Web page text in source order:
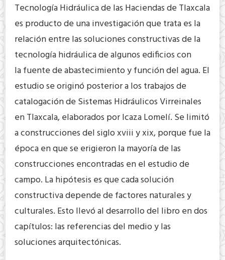
Tecnología Hidráulica de las Haciendas de Tlaxcala
es producto de una investigación que trata es la
relación entre las soluciones constructivas de la
tecnología hidráulica de algunos edificios con
la fuente de abastecimiento y función del agua. El
estudio se originó posterior a los trabajos de
catalogación de Sistemas Hidráulicos Virreinales
en Tlaxcala, elaborados por Icaza Lomelí. Se limitó
a construcciones del siglo xviii y xix, porque fue la
época en que se erigieron la mayoría de las
construcciones encontradas en el estudio de
campo. La hipótesis es que cada solución
constructiva depende de factores naturales y
culturales. Esto llevó al desarrollo del libro en dos
capítulos: las referencias del medio y las
soluciones arquitectónicas.